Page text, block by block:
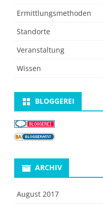
Ermittlungsmethoden
Standorte
Veranstaltung
Wissen
BLOGGEREI
ARCHIV
August 2017